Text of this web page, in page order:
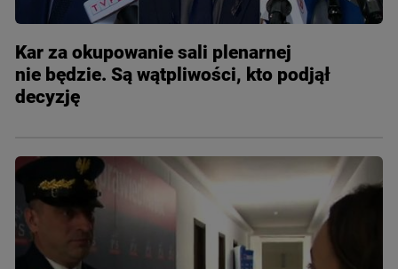
Kar za okupowanie sali plenarnej
nie będzie. Są wątpliwości, kto podjął
decyzję